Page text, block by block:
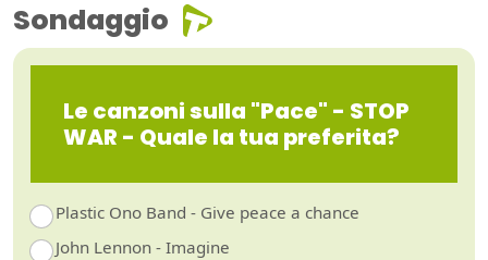
Sondaggio
Le canzoni sulla "Pace" - STOP
WAR - Quale la tua preferita?
Plastic Ono Band - Give peace a chance
John Lennon - Imagine